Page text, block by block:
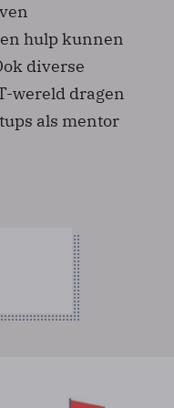
hulp kunnen
diverse
wereld dragen
als mentor